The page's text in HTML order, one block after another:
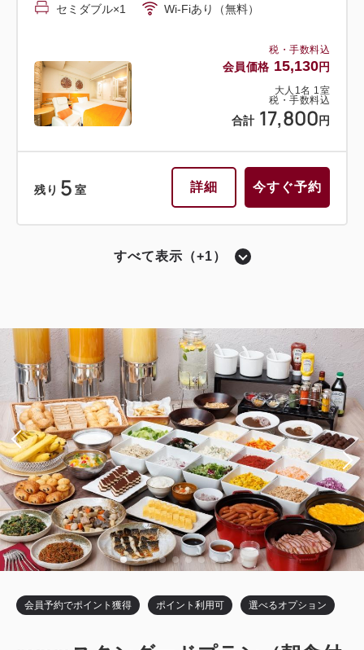
税・手数料込
会員価格 15,130円
大人 1 名 1 室
税・手数料込
合計 17,800円
セミダブル×1 Wi-Fiあり（無料）
残り 5 室 詳細 今すぐ予約
税・手数料込
会員価格 15,130円
大人1名1室
税・手数料込
合計 17,800円
【禁煙】セミダブルルーム
獲得ポイント 453~
禁煙 15.10m2 1~2名
セミダブル×1 Wi-Fiあり（無料）
残り5室 詳細 今すぐ予約
すべて表示（+1）
会員予約でポイント獲得 ポイント利用可 選べるオプション